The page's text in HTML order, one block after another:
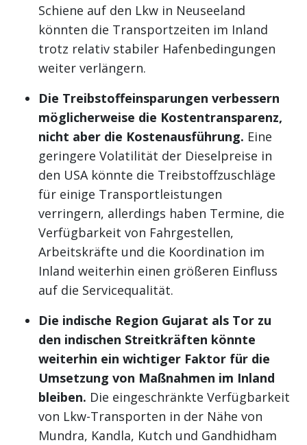
Schiene auf den Lkw in Neuseeland
könnten die Transportzeiten im Inland
trotz relativ stabiler Hafenbedingungen
weiter verlängern.
Die Treibstoffeinsparungen verbessern
möglicherweise die Kostentransparenz,
nicht aber die Kostenausführung. Eine
geringere Volatilität der Dieselpreise in
den USA könnte die Treibstoffzuschläge
für einige Transportleistungen
verringern, allerdings haben Termine, die
Verfügbarkeit von Fahrgestellen,
Arbeitskräfte und die Koordination im
Inland weiterhin einen größeren Einfluss
auf die Servicequalität.
Die indische Region Gujarat als Tor zu
den indischen Streitkräften könnte
weiterhin ein wichtiger Faktor für die
Umsetzung von Maßnahmen im Inland
bleiben. Die eingeschränkte Verfügbarkeit
von Lkw-Transporten in der Nähe von
Mundra, Kandla, Kutch und Gandhidham